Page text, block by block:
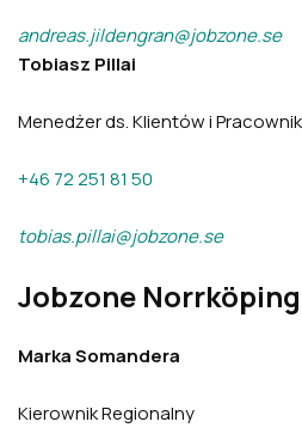
andreas.jildengran@jobzone.se
Tobiasz Pillai
Menedżer ds. Klientów i
+46 72 251 81 50
tobias.pillai@jobzone.se
Jobzone Norrköping
Marka Somandera
Kierownik Regionalny